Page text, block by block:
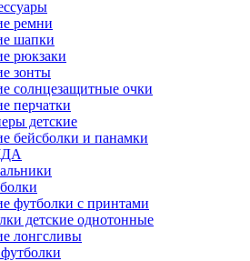
ремни
шапки
рюкзаки
зонты
солнцезащитные очки
перчатки
детские
бейсболки и панамки
футболки с принтами
детские однотонные
лонгсливы